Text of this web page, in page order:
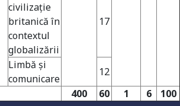
civilizaţie
britanică în
contextul
globalizării
17
Limbă şi
comunicare
12
400 60 1 6 100
acreditată
de încredere ridicat